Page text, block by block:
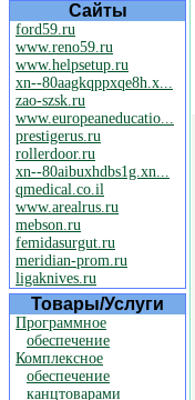
Сайты
ford59.ru
www.reno59.ru
www.helpsetup.ru
xn--80aagkqppxqe8h.x...
zao-szsk.ru
www.europeaneducatio...
prestigerus.ru
rollerdoor.ru
xn--80aibuxhdbs1g.xn...
qmedical.co.il
www.arealrus.ru
mebson.ru
femidasurgut.ru
meridian-prom.ru
ligaknives.ru
Товары/Услуги
Программное
обеспечение
Комплексное
обеспечение
канцтоварами